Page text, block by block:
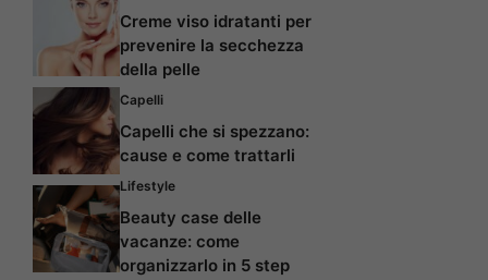
Creme viso idratanti per
prevenire la secchezza
della pelle
Capelli
Capelli che si spezzano:
cause e come trattarli
Lifestyle
Beauty case delle
vacanze: come
organizzarlo in 5 step